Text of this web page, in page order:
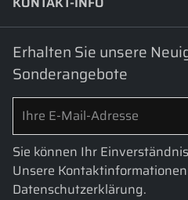
Erhalten Sie unsere
Sonderangebote
Sie können Ihr
Unsere
Datenschutzerklärung.